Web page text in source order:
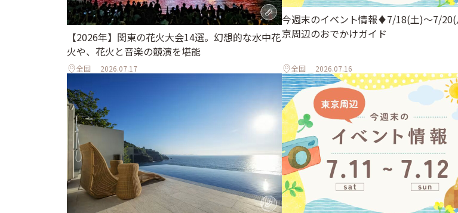
【2026年】関東の花火大会14選。幻想的な水中花
火や、花火と音楽の競演を堪能
全国 2026.07.17
今週末のイベント情報♦︎7/18(土)〜7/
京周辺のおでかけガイド
全国 2026.07.16